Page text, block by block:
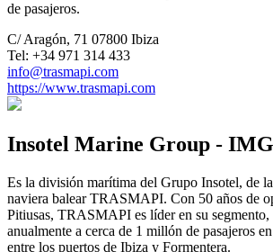
de pasajeros.
C/ Aragón, 71 07800 Ibiza
Tel: +34 971 314 433
info@trasmapi.com
https://www.trasmapi.com
Insotel Marine Group - IMG
Es la división marítima del Grupo Insotel, de
naviera balear TRASMAPI. Con 50 años de
Pitiusas, TRASMAPI es líder en su
anualmente a cerca de 1 millón de pasajeros
entre los puertos de Ibiza y Formentera.